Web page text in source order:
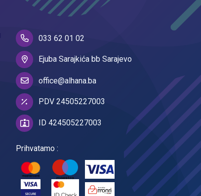
033 62 01 02
Ejuba Sarajkića bb Sarajevo
office@alhana.ba
PDV 24505227003
ID 424505227003
Prihvatamo :